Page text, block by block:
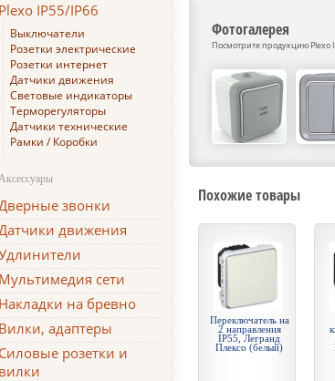
Plexo IP55/IP66
Выключатели
Розетки электрические
Розетки интернет
Датчики движения
Световые индикаторы
Терморегуляторы
Датчики технические
Рамки / Коробки
звонки
движения
Мультимедия сети
Накладки на бревно
Вилки, адаптеры
Силовые розетки и
вилки
Фотогалерея
Посмотрите продукцию Plexo
Похожие товары
Переключатель на
2 направления
IP55, Легранд
Плексо (белый)